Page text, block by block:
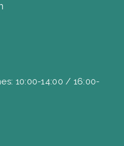
10:00-14:00 / 16:00-